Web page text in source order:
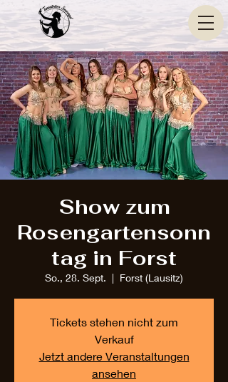
Show zum
Rosengartensonn
tag in Forst
So., 28. Sept.
  |
Forst (Lausitz)
Tickets stehen nicht zum
Verkauf
Jetzt andere Veranstaltungen
ansehen